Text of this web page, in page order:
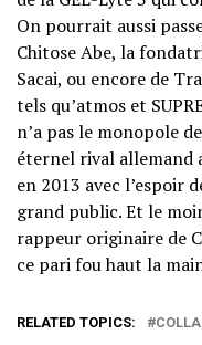
On pourrait aussi
Chitose Abe, la
Sacai, ou encore de
tels qu’atmos et
n’a pas le monopole
éternel rival allemand
en 2013 avec l’espoir
grand public. Et le
rappeur originaire de
ce pari fou haut la
RELATED TOPICS: